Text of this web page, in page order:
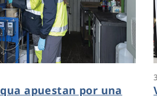
apuestan por una